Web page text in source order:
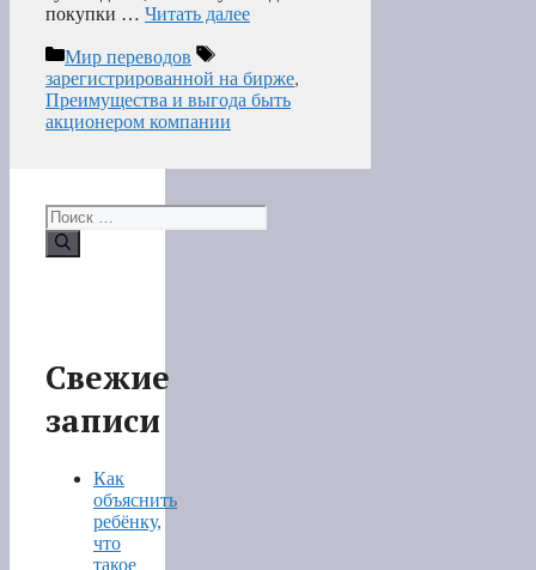
покупки … Читать далее
Рубрики
Мир переводов
Метки
зарегистрированной на бирже,
Преимущества и выгода быть
акционером компании
Поиск:
Свежие
записи
Как
объяснить
ребёнку,
что
такое